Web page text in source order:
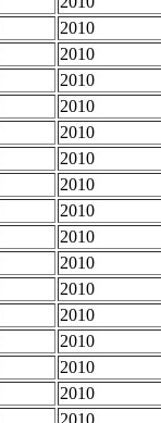
2010
2010
2010
2010
2010
2010
2010
2010
2010
2010
2010
2010
2010
2010
2010
2010